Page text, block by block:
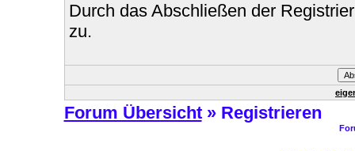
Durch das Abschließen der
zu.
Forum Übersicht» Registrieren